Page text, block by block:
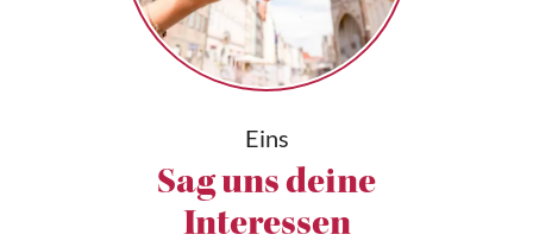
Eins
Sag uns deine
Interessen